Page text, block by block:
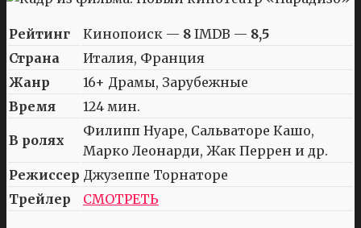
Рейтинг Кинопоиск — 8 IMDB — 8,5
Страна
Италия, Франция
Жанр
16+ Драмы, Зарубежные
Время
124 мин.
В ролях
Филипп Нуаре, Сальваторе Кашо,
Марко Леонарди, Жак Перрен и др.
Режиссер Джузеппе Торнаторе
Трейлер
СМОТРЕТЬ